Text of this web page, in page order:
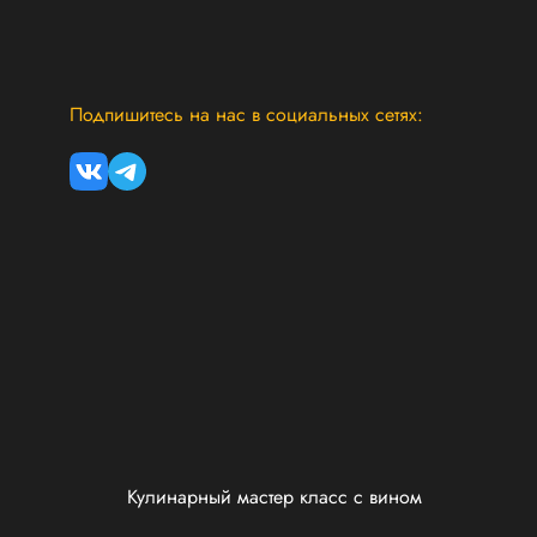
Подпишитесь на нас в социальных сетях:
Кулинарный мастер класс с вином